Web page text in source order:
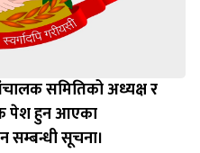
समितिको अध्यक्ष र
पेश हुन आएका
सम्बन्धी सूचना।